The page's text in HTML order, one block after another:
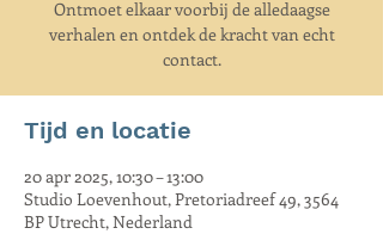
Ontmoet elkaar voorbij de alledaagse
verhalen en ontdek de kracht van echt
contact.
Tijd en locatie
20 apr 2025, 10:30 – 13:00
Studio Loevenhout, Pretoriadreef 49, 3564
BP Utrecht, Nederland